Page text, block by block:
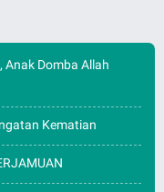
Anak Domba Allah
Kematian